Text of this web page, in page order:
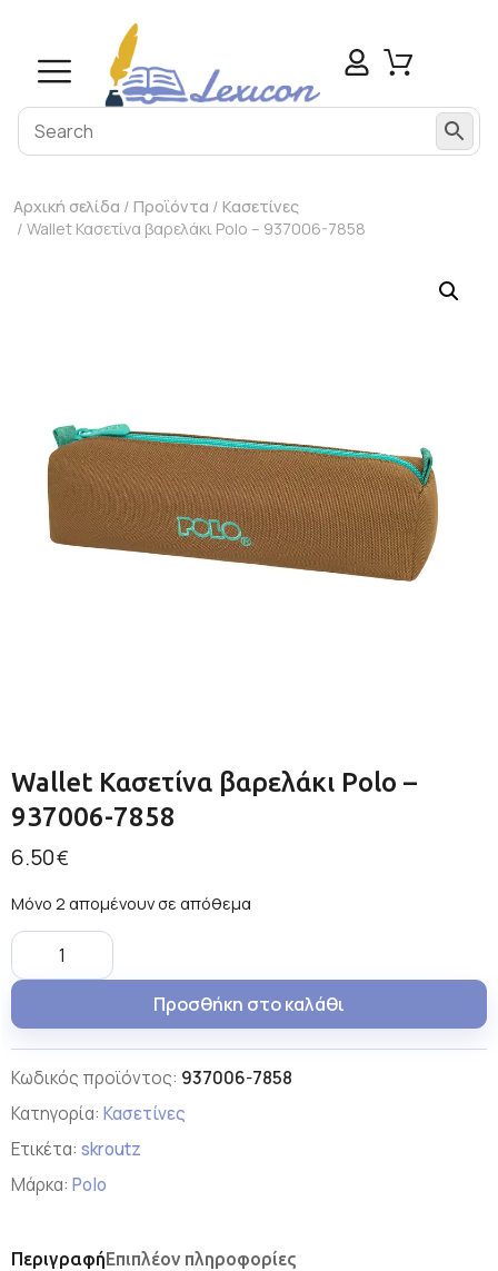
Αρχική σελίδα / Προϊόντα / Κασετίνες
/ Wallet Κασετίνα βαρελάκι Polo – 937006-7858
Wallet Κασετίνα βαρελάκι Polo –
937006-7858
6.50€
Μόνο 2 απομένουν σε απόθεμα
Προσθήκη στο καλάθι
Κωδικός προϊόντος: 937006-7858
Κατηγορία: Κασετίνες
Ετικέτα: skroutz
Μάρκα: Polo
ΠεριγραφήΕπιπλέον πληροφορίες